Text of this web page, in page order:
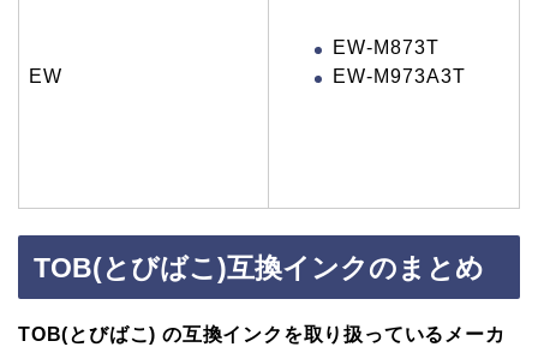
EW
EW-M873T
EW-M973A3T
TOB(とびばこ)互換インクのまとめ
TOB(とびばこ) の互換インクを取り扱っているメーカ